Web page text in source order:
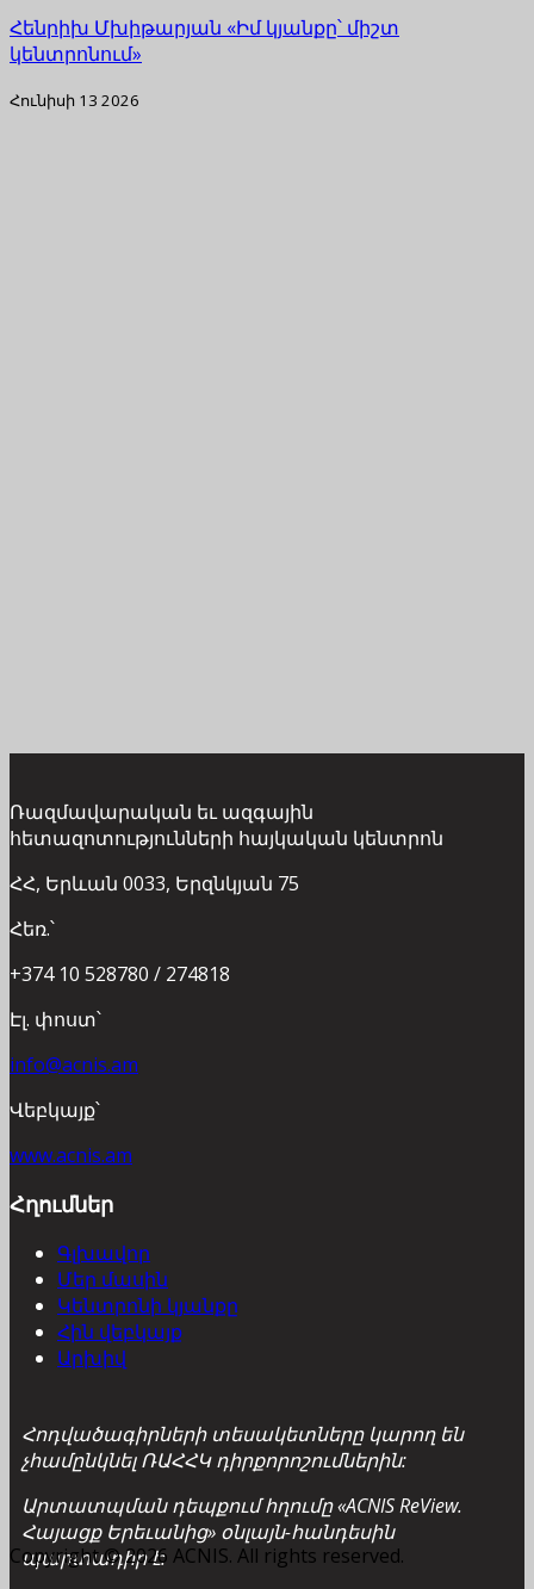
Հենրիխ Մխիթարյան «Իմ կյանքը՝ միշտ
կենտրոնում»
Հունիսի 13 2026
Ռազմավարական եւ ազգային
հետազոտությունների հայկական կենտրոն
ՀՀ, Երևան 0033, Երզնկյան 75
Հեռ.՝
+374 10 528780 / 274818
Էլ. փոստ՝
info@acnis.am
Վեբկայք՝
www.acnis.am
Հղումներ
Գլխավոր
Մեր մասին
Կենտրոնի կյանքը
Հին վեբկայք
Արխիվ
Հոդվածագիրների տեսակետները կարող են
չհամընկնել ՌԱՀՀԿ դիրքորոշումներին:
Արտատպման դեպքում հղումը «ACNIS ReView.
Հայացք Երեւանից» օնլայն-հանդեսին
պարտադիր է:
Copyright © 2026 ACNIS. All rights reserved.